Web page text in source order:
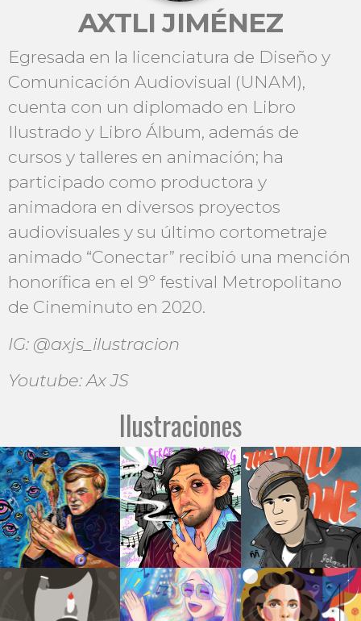
AXTLI JIMÉNEZ
Egresada en la licenciatura de Diseño y
Comunicación Audiovisual (UNAM),
cuenta con un diplomado en Libro
Ilustrado y Libro Álbum, además de
cursos y talleres en animación; ha
participado como productora y
animadora en diversos proyectos
audiovisuales y su último cortometraje
animado “Conectar” recibió una mención
honorífica en el 9º festival Metropolitano
de Cineminuto en 2020.
IG: @axjs_ilustracion
Youtube: Ax JS
Ilustraciones